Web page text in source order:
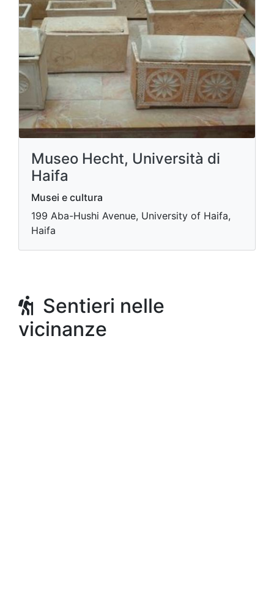
Museo Hecht, Università di
Haifa
Musei e cultura
199 Aba-Hushi Avenue, University of Haifa,
Haifa
Sentieri nelle
vicinanze